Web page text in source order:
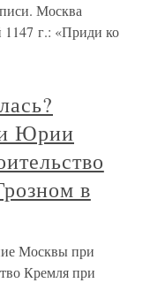
Москва
1147 г.: «Приди ко
Юрии
в
Москвы при
Кремля при